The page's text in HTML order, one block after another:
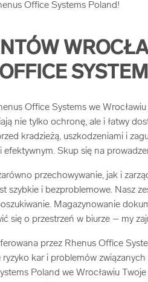
Office Systems Poland!
Office Systems we
nie tylko ochronę, ale i łatwy
kradzieżą, uszkodzeniami i
Skup się na
przechowywanie, jak i
i bezproblemowe. Nasz
Magazynowanie
się o przestrzeń w biurze – my
przez Rhenus Office
kar i problemów
Poland we Wrocławiu